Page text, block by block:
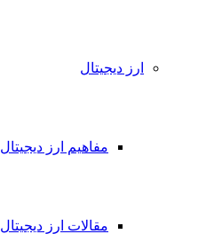
ارز دیجیتال
مفاهیم ارز دیجیتال
مقالات ارز دیجیتال